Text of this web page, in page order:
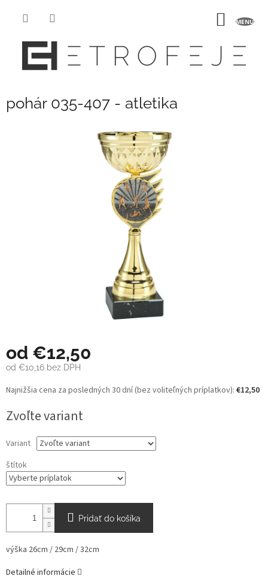
pohár 035-407 - atletika
od €12,50
od €10,16 bez DPH
Jednotková
cena:
Najnižšia cena za posledných 30 dní (bez voliteľných príplatkov): €12,50
Zvoľte variant
Variant
štítok
Pridať do košíka
výška 26cm / 29cm / 32cm
Detailné informácie